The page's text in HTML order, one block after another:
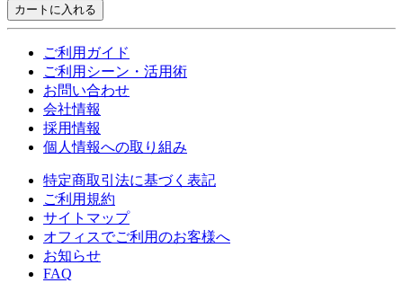
カートに入れる
ご利用ガイド
ご利用シーン・活用術
お問い合わせ
会社情報
採用情報
個人情報への取り組み
特定商取引法に基づく表記
ご利用規約
サイトマップ
オフィスでご利用のお客様へ
お知らせ
FAQ